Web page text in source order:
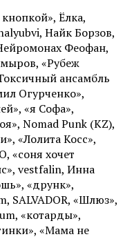
Ёлка,
Найк Борзов,
Феофан,
«Рубеж
ансамбль
Огурченко»,
«я Софа»,
Nomad Punk (KZ),
«Лолита Косс»,
«соня хочет
vestfalin, Инна
«друнк»,
SALVADOR, «Шлюз»,
«котарды»,
«Мама не